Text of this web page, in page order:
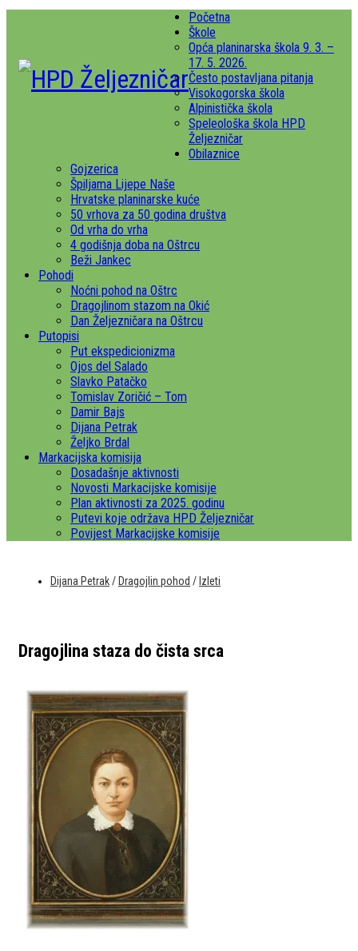
Početna
Škole
Opća planinarska škola 9. 3. –
17. 5. 2026.
Često postavljana pitanja
Visokogorska škola
Alpinistička škola
Speleološka škola HPD
Željezničar
Obilaznice
Gojzerica
Špiljama Lijepe Naše
Hrvatske planinarske kuće
50 vrhova za 50 godina društva
Od vrha do vrha
4 godišnja doba na Oštrcu
Beži Jankec
Pohodi
Noćni pohod na Oštrc
Dragojlinom stazom na Okić
Dan Željezničara na Oštrcu
Putopisi
Put ekspedicionizma
Ojos del Salado
Slavko Patačko
Tomislav Zoričić – Tom
Damir Bajs
Dijana Petrak
Željko Brdal
Markacijska komisija
Dosadašnje aktivnosti
Novosti Markacijske komisije
Plan aktivnosti za 2025. godinu
Putevi koje održava HPD Željezničar
Povijest Markacijske komisije
Dijana Petrak/ Dragojlin pohod / Izleti
Dragojlina staza do čista srca